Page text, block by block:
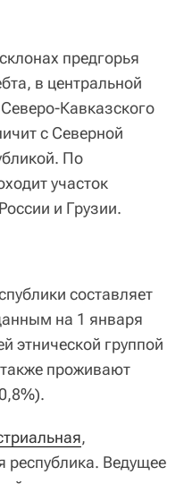
предгорья
в центральной
Кавказского
с Северной
По
участок
и Грузии.
составляет
на 1 января
этнической группой
проживают
,
республика. Ведущее